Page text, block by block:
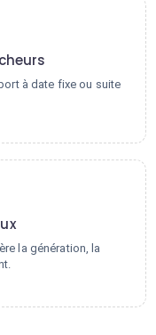
à date fixe ou suite
la génération, la